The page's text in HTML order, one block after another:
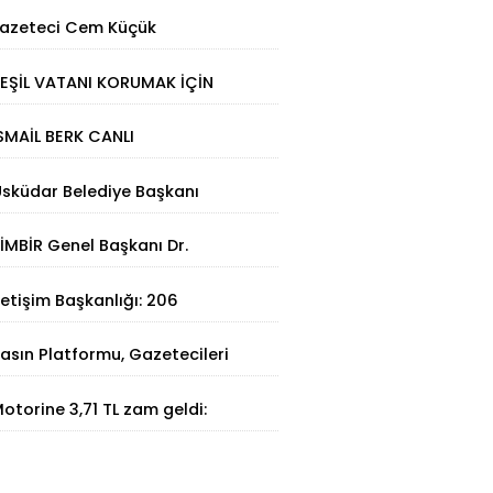
Cem Küçük
VATANI KORUMAK İÇİN
ÇÖZÜM
BERK CANLI
OLDU!
Belediye Başkanı
Dedetaş tutuklandı
Genel Başkanı Dr.
taziye ziyareti
Başkanlığı: 206
202'si kontrol altına
Platformu, Gazetecileri
3,71 TL zam geldi:
akaryakıt fiyatları belli